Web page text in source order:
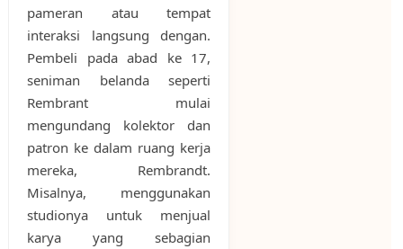
pameran atau tempat
interaksi langsung dengan.
Pembeli pada abad ke 17,
seniman belanda seperti
Rembrant mulai
mengundang kolektor dan
patron ke dalam ruang kerja
mereka, Rembrandt.
Misalnya, menggunakan
studionya untuk menjual
karya yang sebagian